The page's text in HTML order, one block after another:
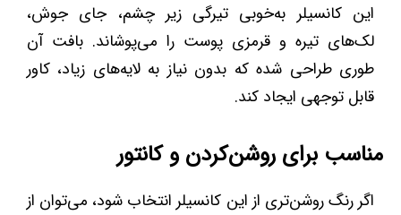
این کانسیلر به‌خوبی تیرگی زیر چشم، جای جوش،
لک‌های تیره و قرمزی پوست را می‌پوشاند. بافت آن
طوری طراحی شده که بدون نیاز به لایه‌های زیاد، کاور
قابل توجهی ایجاد کند.
مناسب برای روشن‌کردن و کانتور
اگر رنگ روشن‌تری از این کانسیلر انتخاب شود، می‌توان از